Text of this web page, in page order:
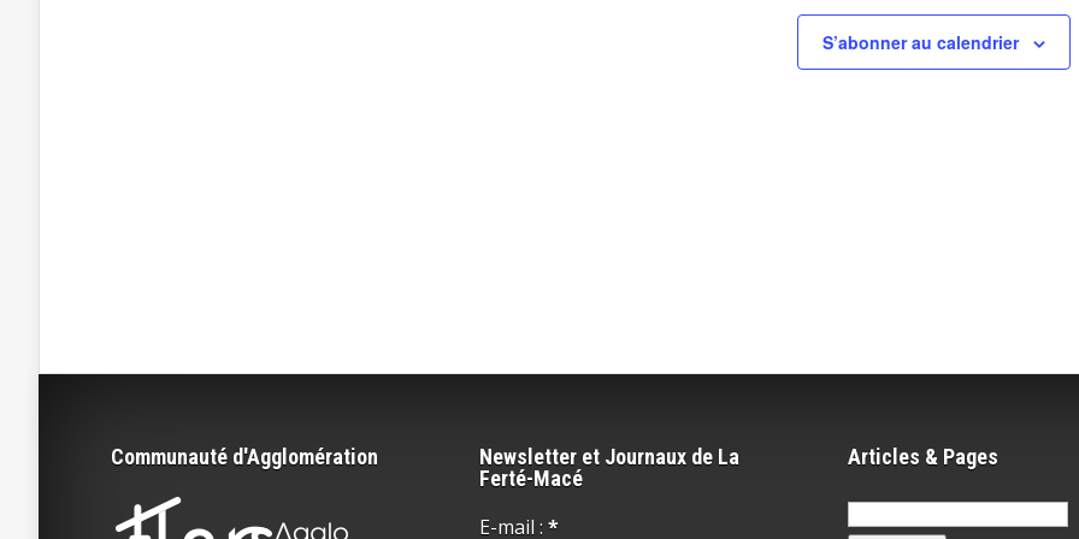
S’abonner au calendrier
Communauté d'Agglomération
Newsletter et Journaux de La
Ferté-Macé
E-mail : *
Articles & Pages
Rechercher :